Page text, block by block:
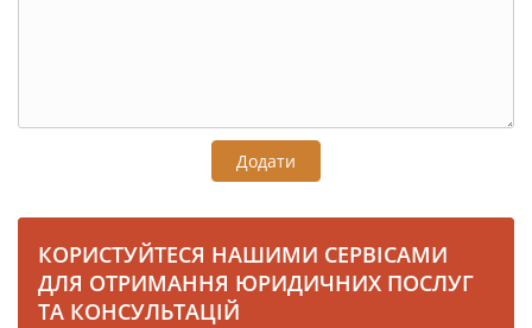
Додати
КОРИСТУЙТЕСЯ НАШИМИ СЕРВІСАМИ
ДЛЯ ОТРИМАННЯ ЮРИДИЧНИХ ПОСЛУГ
ТА КОНСУЛЬТАЦІЙ